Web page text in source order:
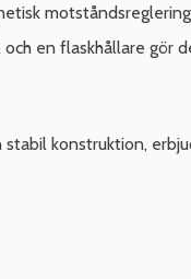
och en flaskhållare
stabil konstruktion,